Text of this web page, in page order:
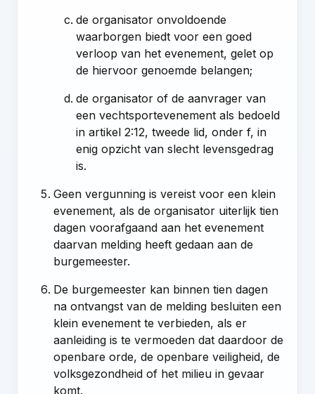
de organisator onvoldoende
waarborgen biedt voor een goed
verloop van het evenement, gelet op
de hiervoor genoemde belangen;
de organisator of de aanvrager van
een vechtsportevenement als bedoeld
in artikel 2:12, tweede lid, onder f, in
enig opzicht van slecht levensgedrag
is.
Geen vergunning is vereist voor een klein
evenement, als de organisator uiterlijk tien
dagen voorafgaand aan het evenement
daarvan melding heeft gedaan aan de
burgemeester.
De burgemeester kan binnen tien dagen
na ontvangst van de melding besluiten een
klein evenement te verbieden, als er
aanleiding is te vermoeden dat daardoor de
openbare orde, de openbare veiligheid, de
volksgezondheid of het milieu in gevaar
komt.